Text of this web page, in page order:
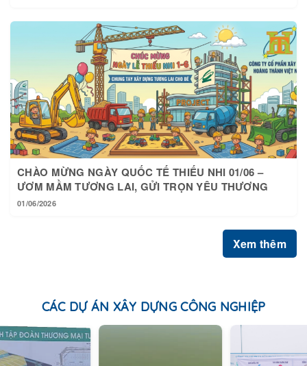
CHÀO MỪNG NGÀY QUỐC TẾ THIẾU NHI 01/06 –
ƯƠM MẦM TƯƠNG LAI, GỬI TRỌN YÊU THƯƠNG
01/06/2026